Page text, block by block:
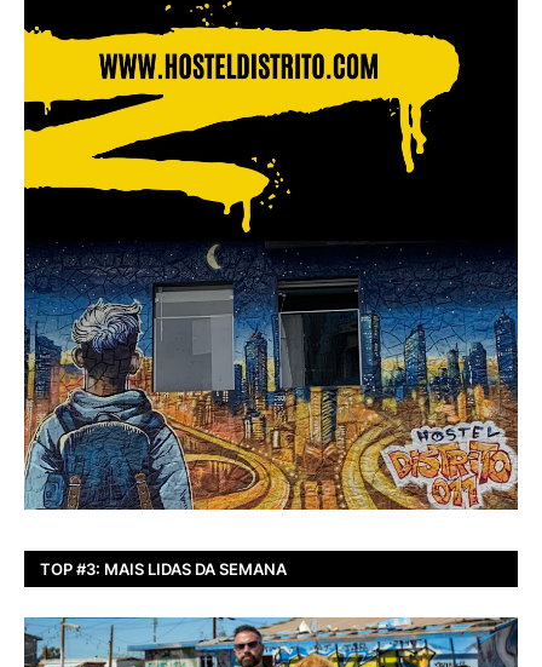
TOP #3: MAIS LIDAS DA SEMANA